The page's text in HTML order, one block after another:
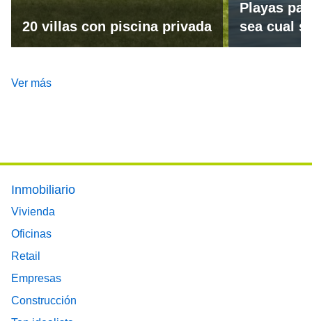
20 villas con piscina privada
Playas
sea cual
Ver más
Footer main menu
Inmobiliario
Vivienda
Oficinas
Retail
Empresas
Construcción